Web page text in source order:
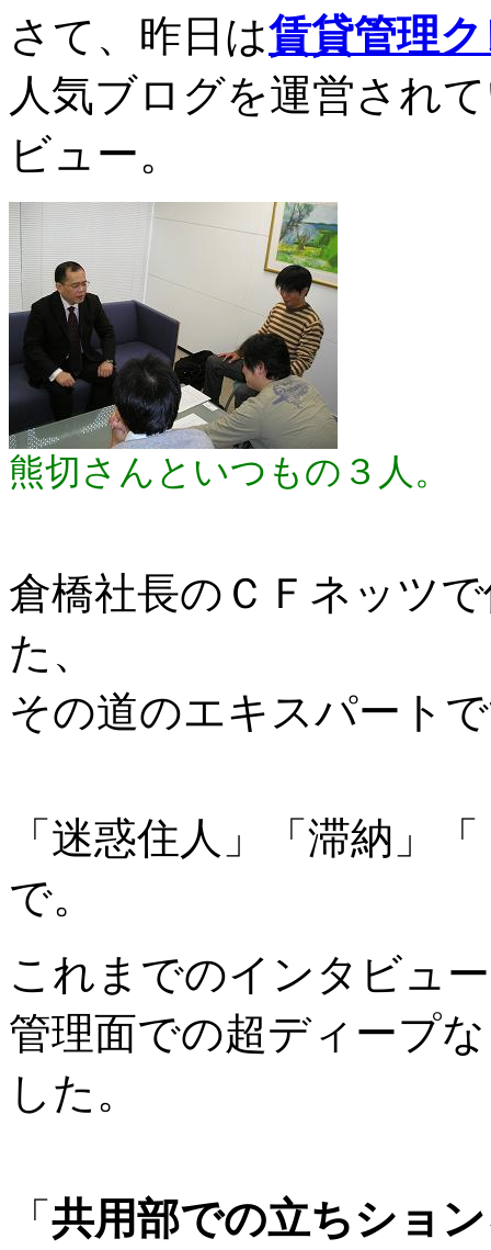
さて、昨日は賃貸管理
人気ブログを運営され
ビュー。
熊切さんといつもの３人。
倉橋社長のＣＦネッツ
た、
その道のエキスパート
「迷惑住人」「滞納」
で。
これまでのインタビュ
管理面での超ディープ
した。
「 共用部での立ちション